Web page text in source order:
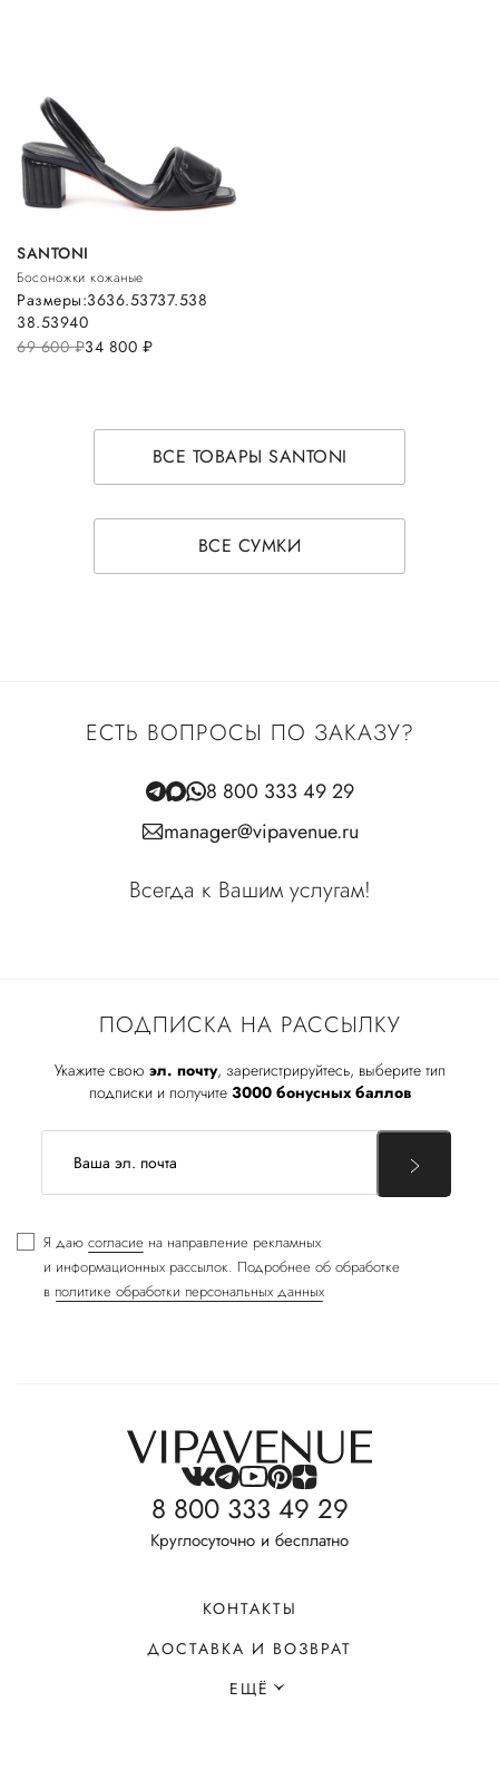
SANTONI
Босоножки кожаные
69 600руб.34 800 руб.
Размеры:3636.53737.538
38.53940
ВСЕ ТОВАРЫ SANTONI
ВСЕ СУМКИ
ПОДПИСКА НА РАССЫЛКУ
Укажите свою эл. почту, зарегистрируйтесь, выберите тип
подписки и получите 3000 бонусных баллов
Я даю согласие на направление рекламных
и информационных рассылок. Подробнее об обработке
в политике обработки персональных данных
ЕСТЬ ВОПРОСЫ ПО ЗАКАЗУ?
8 800 333 49 29
manager@vipavenue.ru
Всегда к Вашим услугам!
8 800 333 49 29
Круглосуточно и бесплатно
КОНТАКТЫ
ДОСТАВКА И ВОЗВРАТ
ЕЩЁ